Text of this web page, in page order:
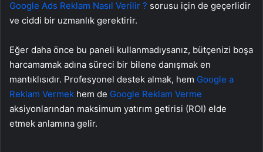
Google Ads Reklam Nasıl Verilir ? sorusu için de geçerlidir
ve ciddi bir uzmanlık gerektirir.
Eğer daha önce bu paneli kullanmadıysanız, bütçenizi boşa
harcamamak adına süreci bir bilene danışmak en
mantıklısıdır. Profesyonel destek almak, hem Google a
Reklam Vermek hem de Google Reklam Verme
aksiyonlarından maksimum yatırım getirisi (ROI) elde
etmek anlamına gelir.